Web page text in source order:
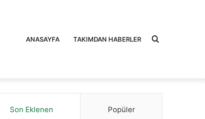
ANASAYFA TAKIMDAN HABERLER Arama
Son Eklenen Popüler